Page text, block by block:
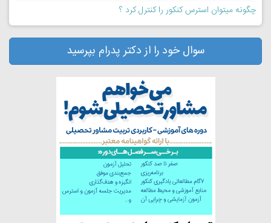
چگونه میتوان استرس کنکور را کنترل کرد ؟
سوال خود را از دکتر پدرام بپرسید